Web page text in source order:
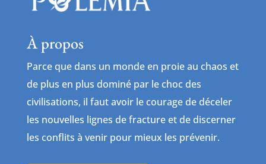
À propos
Parce que dans un monde en proie au chaos et
de plus en plus dominé par le choc des
civilisations, il faut avoir le courage de déceler
les nouvelles lignes de fracture et de discerner
les conflits à venir pour mieux les prévenir.